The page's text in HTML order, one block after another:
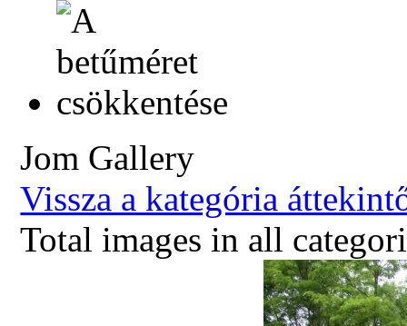
Jom Gallery
Vissza a kategória
Total images in all